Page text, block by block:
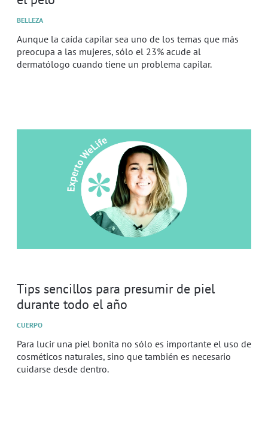
BELLEZA
Aunque la caída capilar sea uno de los temas que más
preocupa a las mujeres, sólo el 23% acude al
dermatólogo cuando tiene un problema capilar.
Tips sencillos para presumir de piel
durante todo el año
CUERPO
Para lucir una piel bonita no sólo es importante el uso de
cosméticos naturales, sino que también es necesario
cuidarse desde dentro.